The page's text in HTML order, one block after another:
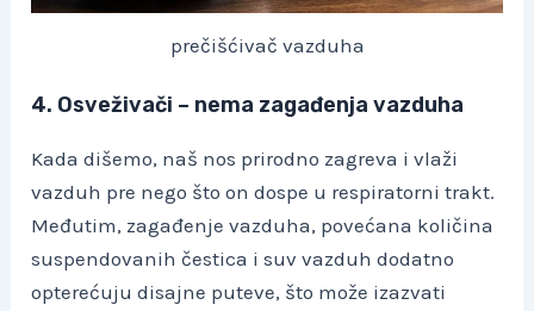
prečišćivač vazduha
4. Osveživači – nema zagađenja vazduha
Kada dišemo, naš nos prirodno zagreva i vlaži
vazduh pre nego što on dospe u respiratorni trakt.
Međutim, zagađenje vazduha, povećana količina
suspendovanih čestica i suv vazduh dodatno
opterećuju disajne puteve, što može izazvati